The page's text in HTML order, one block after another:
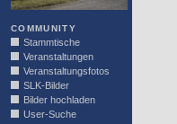
COMMUNITY
Stammtische
Veranstaltungen
Veranstaltungsfotos
SLK-Bilder
Bilder hochladen
User-Suche